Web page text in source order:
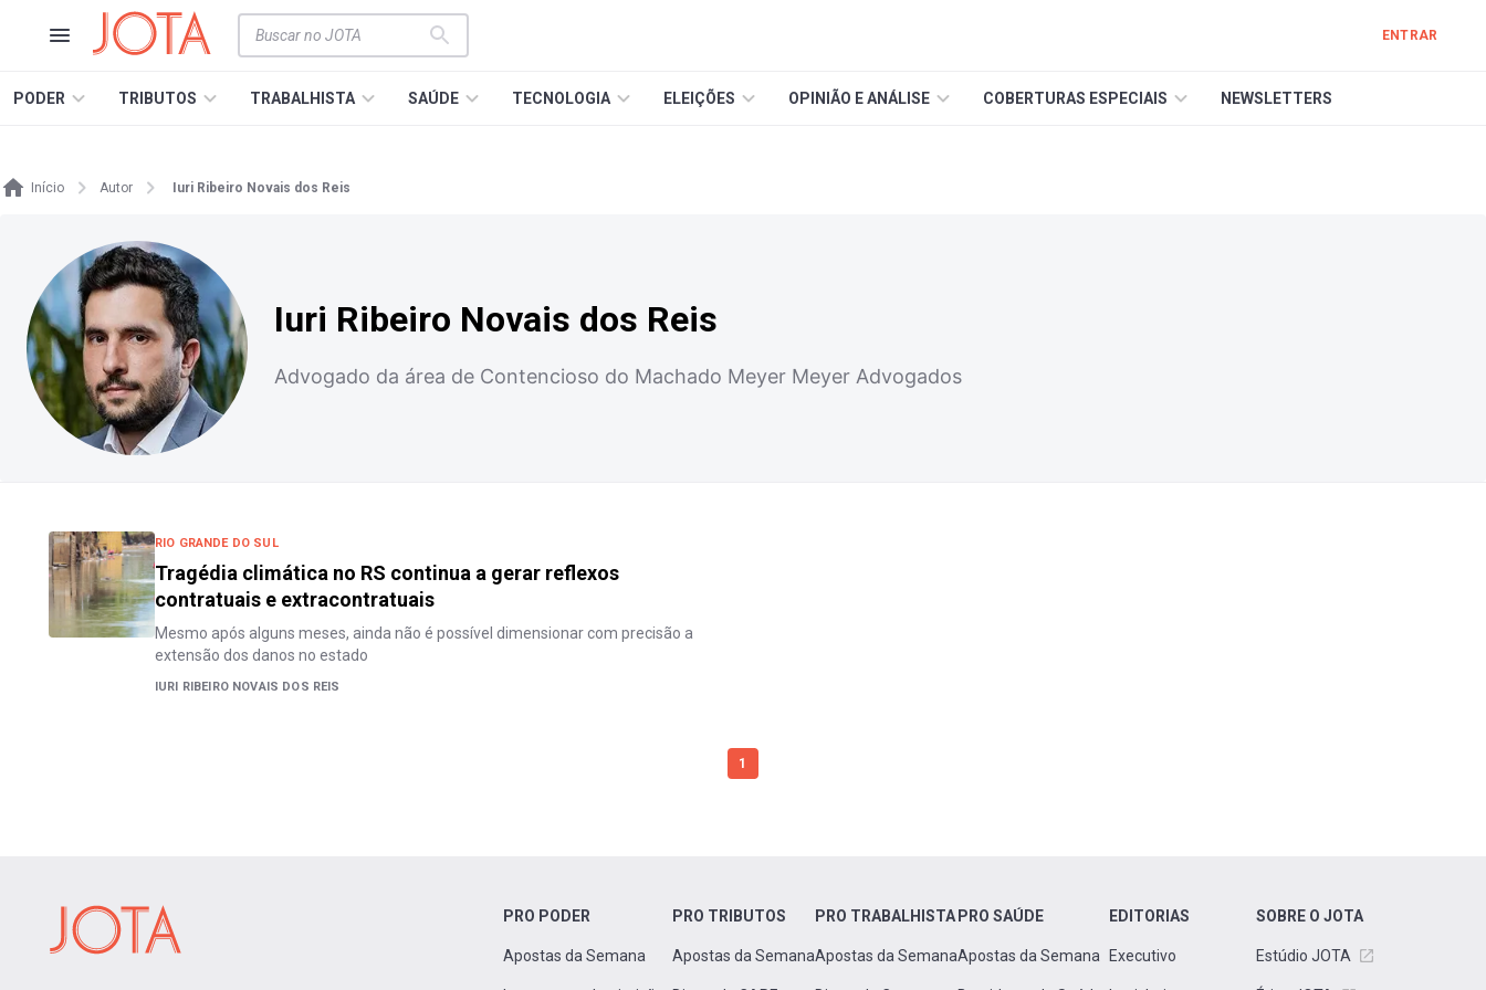
ENTRAR
PODER TRIBUTOS TRABALHISTA SAÚDE TECNOLOGIA ELEIÇÕES OPINIÃO E ANÁLISE COBERTURAS ESPECIAIS NEWSLETTERS
Início Autor Iuri Ribeiro Novais dos Reis
Iuri Ribeiro Novais dos Reis
Advogado da área de Contencioso do Machado Meyer Meyer Advogados
RIO GRANDE DO SUL
Tragédia climática no RS continua a gerar reflexos
contratuais e extracontratuais
Mesmo após alguns meses, ainda não é possível dimensionar com precisão a
extensão dos danos no estado
IURI RIBEIRO NOVAIS DOS REIS
1
PRO PODER
Apostas da Semana
PRO TRIBUTOS
Apostas da Semana
PRO TRABALHISTA
Apostas da Semana
PRO SAÚDE
Apostas da Semana
EDITORIAS
Executivo
SOBRE O JOTA
Estúdio JOTA